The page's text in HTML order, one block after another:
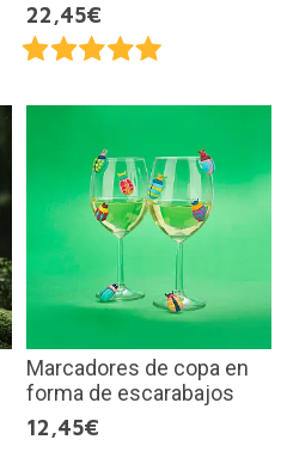
22,45€
Marcadores de copa en
forma de escarabajos
12,45€